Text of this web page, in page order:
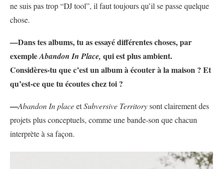
ne suis pas trop “DJ tool”, il faut toujours qu’il se passe quelque
chose.
—Dans tes albums, tu as essayé différentes choses, par
exempleAbandon In Place, qui est plus ambient.
Considères-tu que c’est un album à écouter à la maison ? Et
qu’est-ce que tu écoutes chez toi ?
—Abandon In placeetSubversive Territorysont clairement des
projets plus conceptuels, comme une bande-son que chacun
interprète à sa façon.